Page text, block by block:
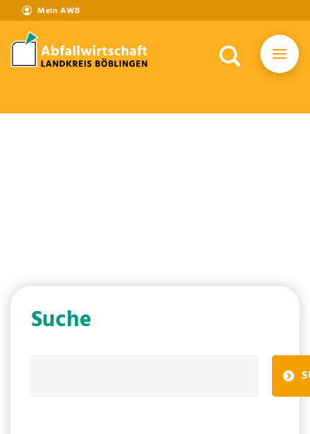
Mein AWB
Suche